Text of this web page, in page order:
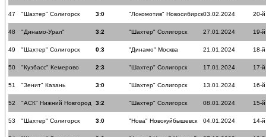
47 "Шахтер" Солигорск 3:0 "Локомотив" Новосибирск03.02.2024 20-й
48 "Динамо-Урал" 3:2 "Шахтер" Солигорск 27.01.2024 19-
49 "Шахтер" Солигорск 0:3 "Динамо" Москва 21.01.2024 18-
50 "Кузбасс" Кемерово 2:3 "Шахтер" Солигорск 17.01.2024 17-
51 "Зенит" Казань 3:0 "Шахтер" Солигорск 13.01.2024 16-
52 "АСК" Нижний Новгород 3:2 "Шахтер" Солигорск 08.01.2024 15-
53 "Шахтер" Солигорск 3:0 "Нова" Новокуйбышевск 04.01.2024 14-